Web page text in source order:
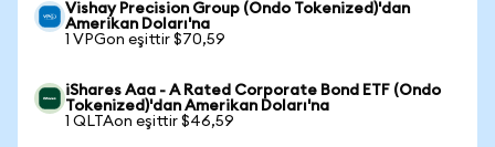
Vishay Precision Group (Ondo Tokenized)'dan
Amerikan Doları'na
1 VPGon eşittir $70,59
iShares Aaa - A Rated Corporate Bond ETF (Ondo
Tokenized)'dan Amerikan Doları'na
1 QLTAon eşittir $46,59